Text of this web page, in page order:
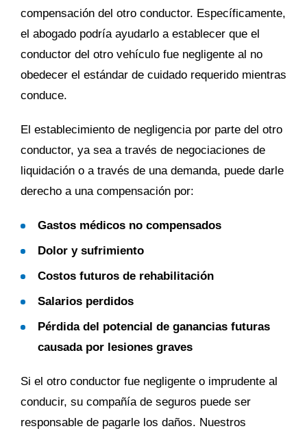
compensación del otro conductor. Específicamente,
el abogado podría ayudarlo a establecer que el
conductor del otro vehículo fue negligente al no
obedecer el estándar de cuidado requerido mientras
conduce.
El establecimiento de negligencia por parte del otro
conductor, ya sea a través de negociaciones de
liquidación o a través de una demanda, puede darle
derecho a una compensación por:
Gastos médicos no compensados
Dolor y sufrimiento
Costos futuros de rehabilitación
Salarios perdidos
Pérdida del potencial de ganancias futuras
causada por lesiones graves
Si el otro conductor fue negligente o imprudente al
conducir, su compañía de seguros puede ser
responsable de pagarle los daños. Nuestros